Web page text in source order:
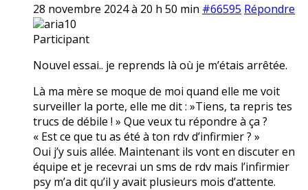
28 novembre 2024 à 20 h 50 min #66595 Répondre
aria10
Participant
Nouvel essai.. je reprends là où je m’étais arrêtée.
Là ma mère se moque de moi quand elle me voit
surveiller la porte, elle me dit : »Tiens, ta repris tes
trucs de débile ! » Que veux tu répondre à ça ?
« Est ce que tu as été à ton rdv d’infirmier ? »
Oui j’y suis allée. Maintenant ils vont en discuter en
équipe et je recevrai un sms de rdv mais l’infirmier
psy m’a dit qu’il y avait plusieurs mois d’attente.